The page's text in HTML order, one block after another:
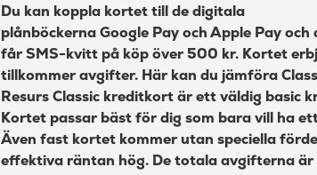
re:member flex
Fördelar med
Nackdelar
Hur bra är
med andra kort?
Resurs Classic
Du kan koppla kortet till de digitala
plånböckerna Google Pay och Apple Pay och
får SMS-kvitt på köp över 500 kr. Kortet
tillkommer avgifter. Här kan du jämföra
Resurs Classic kreditkort är ett väldig basic
Kortet passar bäst för dig som bara vill ha
Även fast kortet kommer utan speciella
effektiva räntan hög. De totala avgifterna är